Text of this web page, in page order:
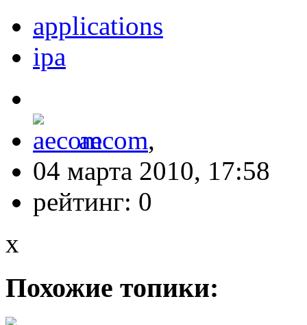
applications
ipa
aecom,
04 марта 2010, 17:58
рейтинг: 0
x
Похожие топики: